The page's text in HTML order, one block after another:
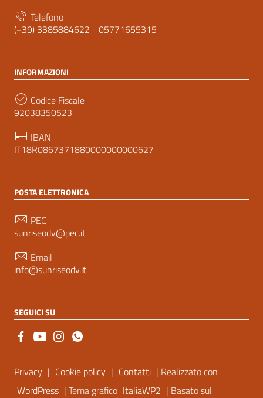
Telefono
(+39) 3385884622 - 05771655315
INFORMAZIONI
Codice Fiscale
92038350523
IBAN
IT18R0867371880000000000627
POSTA ELETTRONICA
PEC
sunriseodv@pec.it
Email
info@sunriseodv.it
SEGUICI SU
Sezione Link Utili
Privacy | Cookie policy | Contatti | Realizzato con
WordPress | Tema grafico ItaliaWP2 | Basato sul